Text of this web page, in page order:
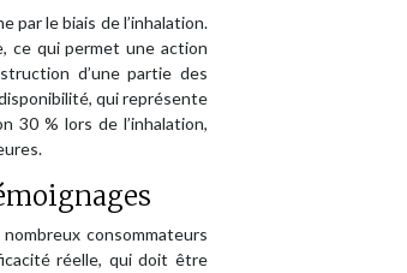
par le biais de l’inhalation.
ce qui permet une action
d’une partie des
qui représente
30 % lors de l’inhalation,
consommateurs
réelle, qui doit être